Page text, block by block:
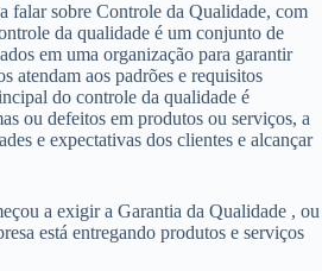
falar sobre Controle da Qualidade, com
da qualidade é um conjunto de
em uma organização para garantir
atendam aos padrões e requisitos
do controle da qualidade é
ou defeitos em produtos ou serviços, a
e expectativas dos clientes e alcançar
a exigir a Garantia da Qualidade , ou
está entregando produtos e serviços